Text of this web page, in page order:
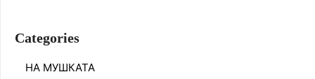
Categories
НА МУШКАТА